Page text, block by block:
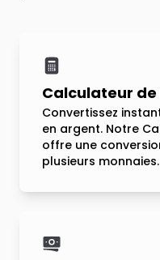
Calculateur de
Convertissez
en argent. Notre
offre une
plusieurs monnaies.